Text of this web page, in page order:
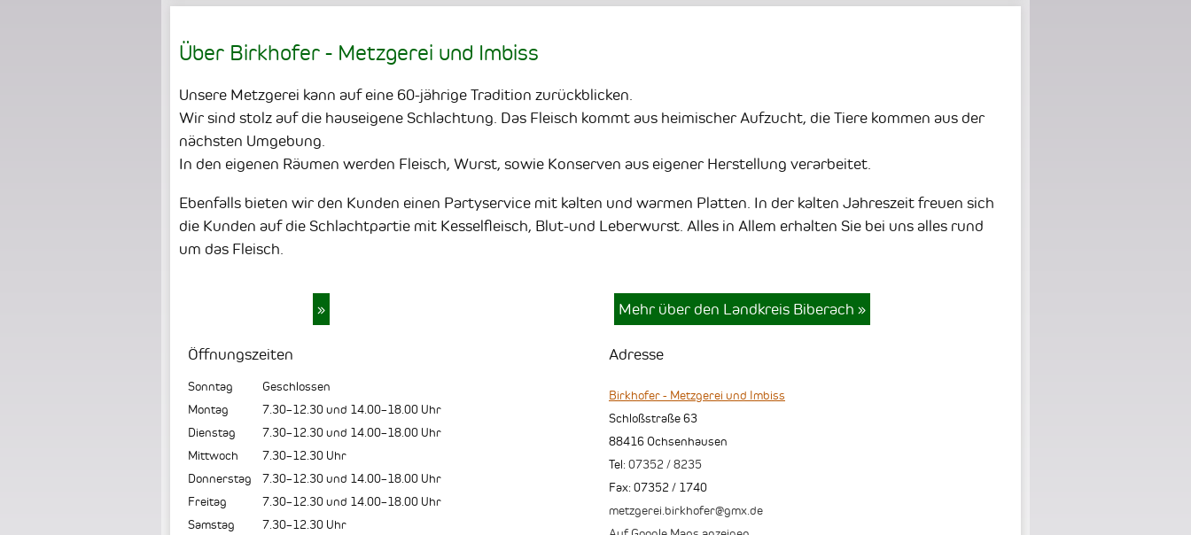
Über Birkhofer - Metzgerei und Imbiss
Unsere Metzgerei kann auf eine 60-jährige Tradition zurückblicken.
Wir sind stolz auf die hauseigene Schlachtung. Das Fleisch kommt aus heimischer Aufzucht, die Tiere kommen aus der
nächsten Umgebung.
In den eigenen Räumen werden Fleisch, Wurst, sowie Konserven aus eigener Herstellung verarbeitet.
Ebenfalls bieten wir den Kunden einen Partyservice mit kalten und warmen Platten. In der kalten Jahreszeit freuen sich
die Kunden auf die Schlachtpartie mit Kesselfleisch, Blut-und Leberwurst. Alles in Allem erhalten Sie bei uns alles rund
um das Fleisch.
» Mehr über den Landkreis Biberach »
Öffnungszeiten
Sonntag
Geschlossen
Montag
7.30–12.30 und 14.00–18.00 Uhr
Dienstag
7.30–12.30 und 14.00–18.00 Uhr
Mittwoch
7.30–12.30 Uhr
Donnerstag
7.30–12.30 und 14.00–18.00 Uhr
Freitag
7.30–12.30 und 14.00–18.00 Uhr
Samstag
7.30–12.30 Uhr
Adresse
Birkhofer - Metzgerei und Imbiss
Schloßstraße 63
88416 Ochsenhausen
Tel: 07352 / 8235
Fax: 07352 / 1740
metzgerei.birkhofer@gmx.de